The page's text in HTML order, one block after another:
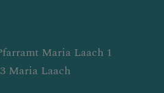
Maria Laach 1
Maria Laach